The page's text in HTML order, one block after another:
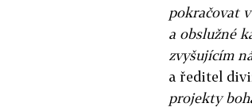
pokračovat
a obslužné
zvyšujícím
a ředitel
projekty